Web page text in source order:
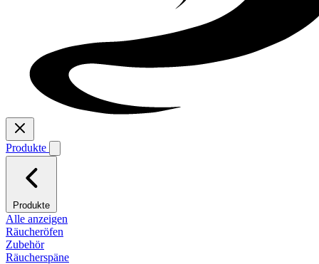
Produkte
Produkte
Alle anzeigen
Räucheröfen
Zubehör
Räucherspäne